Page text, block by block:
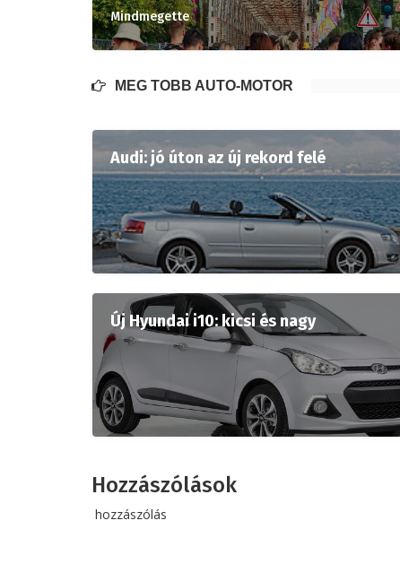
Mindmegette
MÉG TÖBB AUTÓ-MOTOR
Audi: jó úton az új rekord felé
Új Hyundai i10: kicsi és nagy
Hozzászólások
hozzászólás